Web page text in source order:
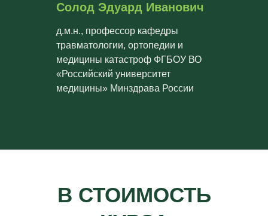
Солод Эдуард Иванович
д.м.н., профессор кафедры
травматологии, ортопедии и
медицины катастроф ФГБОУ ВО
«Российский университет
медицины» Минздрава России
В СТОИМОСТЬ